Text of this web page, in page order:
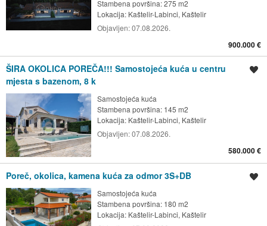
Stambena površina: 275 m2
Lokacija: Kaštelir-Labinci, Kaštelir
Objavljen:07.08.2026.
900.000 €
ŠIRA OKOLICA POREČA!!! Samostojeća kuća u centru
mjesta s bazenom, 8 k
Samostojeća kuća
Stambena površina: 145 m2
Lokacija: Kaštelir-Labinci, Kaštelir
Objavljen:07.08.2026.
580.000 €
Poreč, okolica, kamena kuća za odmor 3S+DB
Samostojeća kuća
Stambena površina: 180 m2
Lokacija: Kaštelir-Labinci, Kaštelir